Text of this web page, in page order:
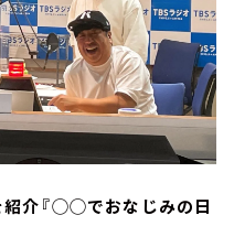
紹介『◯◯でおなじみの日